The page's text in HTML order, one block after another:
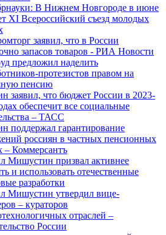
В Нижнем Новгороде в июне
XI Всероссийский съезд молодых
заявил, что в России
запасов товаров - РИА Новости
предложил наделить
протезистов правом на
пенсию
заявил, что бюджет России в 2023-
обеспечит все социальные
– ТАСС
поддержал гарантирование
россиян в частных пенсионных
– Коммерсантъ
Мишустин призвал активнее
и использовать отечественные
разработки
Мишустин утвердил вице-
– кураторов
отраслей –
России